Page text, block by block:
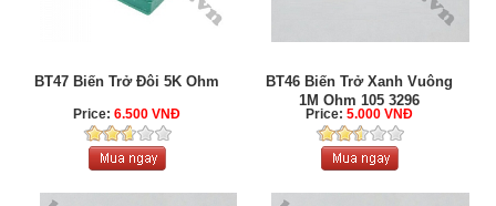
BT47 Biến Trở Đôi 5K Ohm
Price:6.500 VNĐ
BT46 Biến Trở Xanh Vuông
1M Ohm 105 3296
Price:5.000 VNĐ